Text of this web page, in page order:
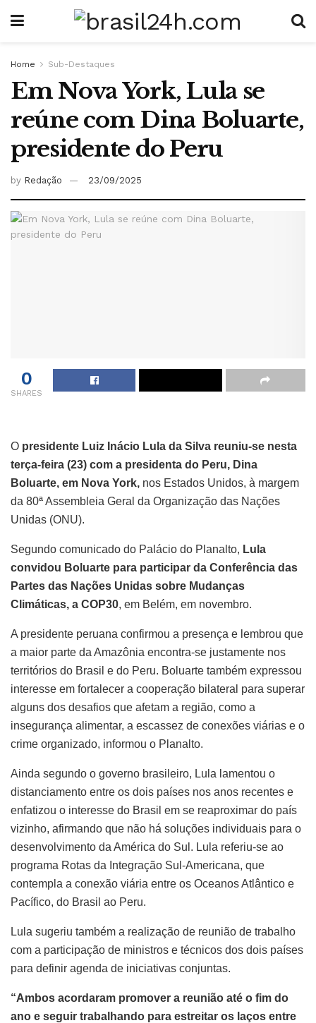
Home Sub-Destaques
Em Nova York, Lula se
reúne com Dina Boluarte,
presidente do Peru
by Redação 23/09/2025
0
SHARES
O presidente Luiz Inácio Lula da Silva reuniu-se nesta
terça-feira (23) com a presidenta do Peru, Dina
Boluarte, em Nova York, nos Estados Unidos, à margem
da 80ª Assembleia Geral da Organização das Nações
Unidas (ONU).
Segundo comunicado do Palácio do Planalto, Lula
convidou Boluarte para participar da Conferência das
Partes das Nações Unidas sobre Mudanças
Climáticas, a COP30, em Belém, em novembro.
A presidente peruana confirmou a presença e lembrou que
a maior parte da Amazônia encontra-se justamente nos
territórios do Brasil e do Peru. Boluarte também expressou
interesse em fortalecer a cooperação bilateral para superar
alguns dos desafios que afetam a região, como a
insegurança alimentar, a escassez de conexões viárias e o
crime organizado, informou o Planalto.
Ainda segundo o governo brasileiro, Lula lamentou o
distanciamento entre os dois países nos anos recentes e
enfatizou o interesse do Brasil em se reaproximar do país
vizinho, afirmando que não há soluções individuais para o
desenvolvimento da América do Sul. Lula referiu-se ao
programa Rotas da Integração Sul-Americana, que
contempla a conexão viária entre os Oceanos Atlântico e
Pacífico, do Brasil ao Peru.
Lula sugeriu também a realização de reunião de trabalho
com a participação de ministros e técnicos dos dois países
para definir agenda de iniciativas conjuntas.
“Ambos acordaram promover a reunião até o fim do
ano e seguir trabalhando para estreitar os laços entre